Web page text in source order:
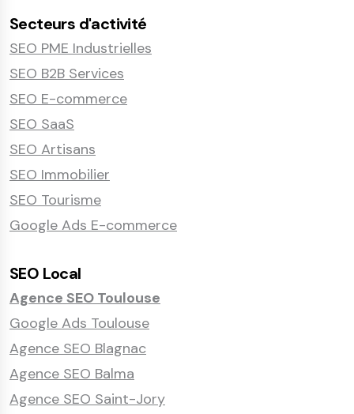
Secteurs d'activité
SEO PME Industrielles
SEO B2B Services
SEO E-commerce
SEO SaaS
SEO Artisans
SEO Immobilier
SEO Tourisme
Google Ads E-commerce
SEO Local
Agence SEO Toulouse
Google Ads Toulouse
Agence SEO Blagnac
Agence SEO Balma
Agence SEO Saint-Jory